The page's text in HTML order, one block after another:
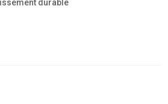
durable